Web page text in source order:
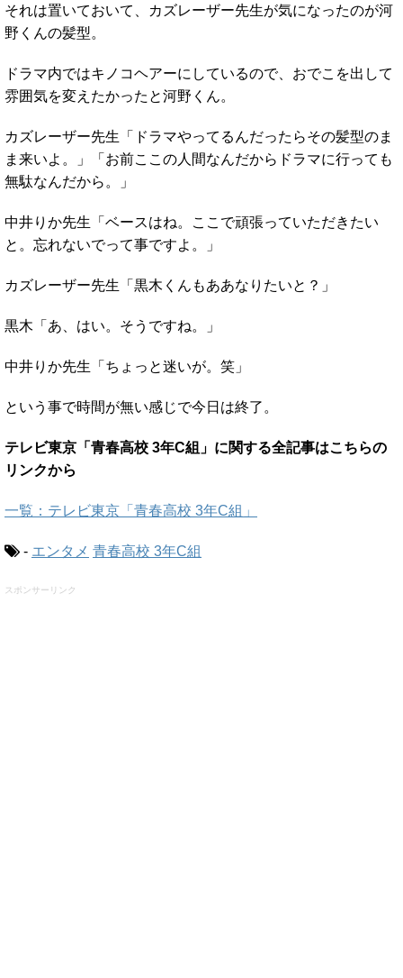
それは置いておいて、カズレーザー先生が気になったのが河
野くんの髪型。
ドラマ内ではキノコヘアーにしているので、おでこを出して
雰囲気を変えたかったと河野くん。
カズレーザー先生「ドラマやってるんだったらその髪型のま
ま来いよ。」「お前ここの人間なんだからドラマに行っても
無駄なんだから。」
中井りか先生「ベースはね。ここで頑張っていただきたい
と。忘れないでって事ですよ。」
カズレーザー先生「黒木くんもああなりたいと？」
黒木「あ、はい。そうですね。」
中井りか先生「ちょっと迷いが。笑」
という事で時間が無い感じで今日は終了。
テレビ東京「青春高校 3年C組」に関する全記事はこちらの
リンクから
一覧：テレビ東京「青春高校 3年C組」
- エンタメ 青春高校 3年C組
スポンサーリンク